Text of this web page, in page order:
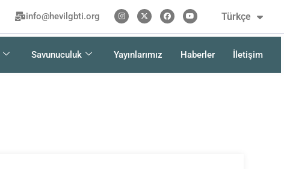
info@hevilgbti.org Türkçe
فارسی
Savunuculuk Yayınlarımız Haberler İletişim